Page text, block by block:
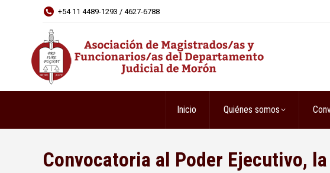
+54 11 4489-1293 / 4627-6788
Inicio Quiénes somos
Convocatoria al Poder Ejecutivo,